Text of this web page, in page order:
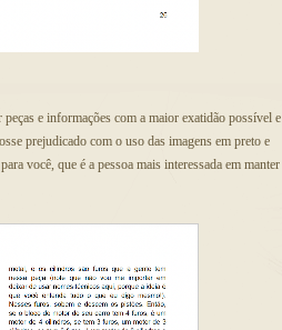
e informações com a maior exatidão possível e
prejudicado com o uso das imagens em preto e
você, que é a pessoa mais interessada em manter